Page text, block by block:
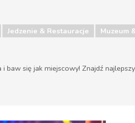
Jedzenie & Restauracje Muzeum
baw się jak miejscowy! Znajdź